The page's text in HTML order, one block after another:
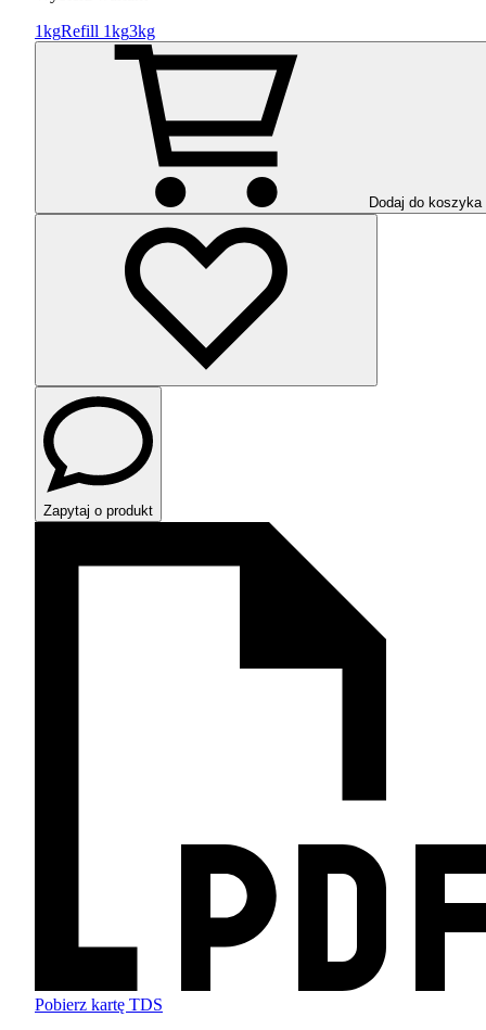
1kgRefill 1kg3kg
Dodaj do koszyka
Zapytaj o produkt
Pobierz kartę TDS